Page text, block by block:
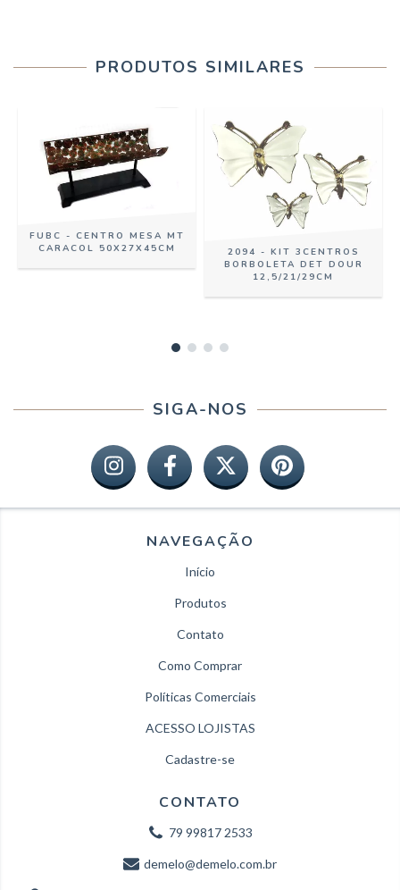
PRODUTOS SIMILARES
FUBC - CENTRO MESA MT
CARACOL 50X27X45CM
2094 - KIT 3CENTROS
BORBOLETA DET DOUR
12,5/21/29CM
SIGA-NOS
NAVEGAÇÃO
Início
Produtos
Contato
Como Comprar
Políticas Comerciais
ACESSO LOJISTAS
Cadastre-se
CONTATO
79 99817 2533
demelo@demelo.com.br